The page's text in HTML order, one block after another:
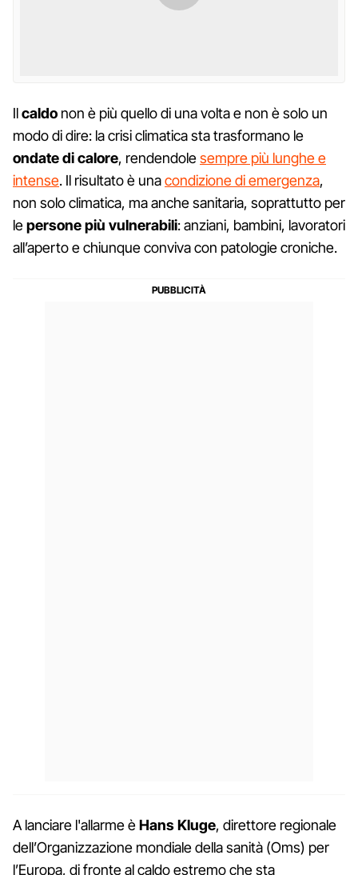
Ilcaldo non è più quello di una volta e non è solo un
modo di dire: la crisi climatica sta trasformano le
ondate di calore, rendendolesempre più lunghe e
intense. Il risultato è unacondizione di emergenza,
non solo climatica, ma anche sanitaria, soprattutto per
lepersone più vulnerabili: anziani, bambini, lavoratori
all’aperto e chiunque conviva con patologie croniche.
A lanciare l'allarme èHans Kluge, direttore regionale
dell’Organizzazione mondiale della sanità (Oms) per
l’Europa, di fronte al caldo estremo che sta